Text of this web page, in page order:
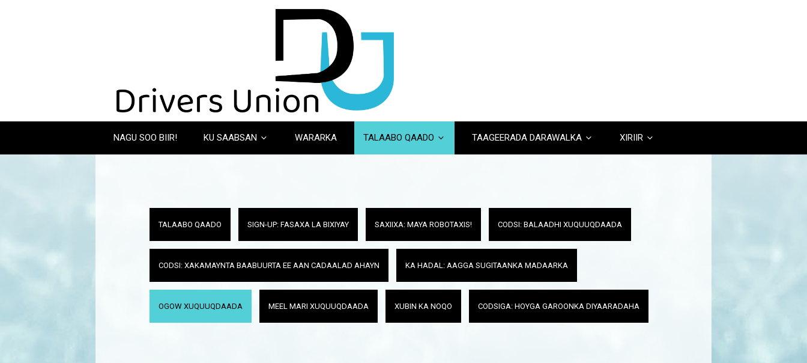
NAGU SOO BIIR! KU SAABSAN WARARKA TALAABO QAADO TAAGEERADA DARAWALKA XIRIIR
TALAABO QAADO SIGN-UP: FASAXA LA BIXIYAY SAXIIXA: MAYA ROBOTAXIS! CODSI: BALAADHI XUQUUQDAADA
CODSI: XAKAMAYNTA BAABUURTA EE AAN CADAALAD AHAYN KA HADAL: AAGGA SUGITAANKA MADAARKA
OGOW XUQUUQDAADA MEEL MARI XUQUUQDAADA XUBIN KA NOQO CODSIGA: HOYGA GAROONKA DIYAARADAHA